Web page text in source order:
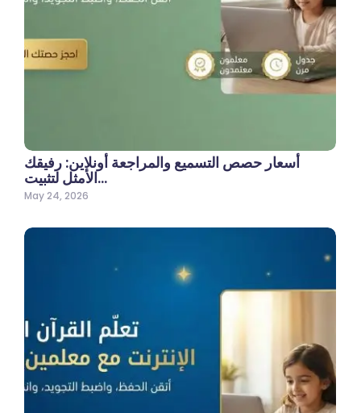
أسعار حصص التسميع والمراجعة أونلاين: رفيقك
الأمثل لتثبيت…
May 24, 2026